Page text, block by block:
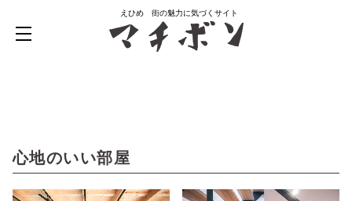
えひめ 街の魅力に気づくサイト
心地のいい部屋